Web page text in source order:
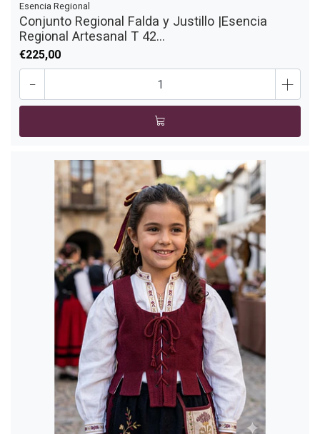
Esencia Regional
Conjunto Regional Falda y Justillo |Esencia
Regional Artesanal T 42...
€225,00
- +